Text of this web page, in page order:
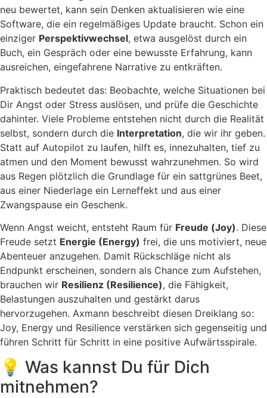
neu bewertet, kann sein Denken aktualisieren wie eine
Software, die ein regelmäßiges Update braucht. Schon ein
einziger Perspektivwechsel, etwa ausgelöst durch ein
Buch, ein Gespräch oder eine bewusste Erfahrung, kann
ausreichen, eingefahrene Narrative zu entkräften.
Praktisch bedeutet das: Beobachte, welche Situationen bei
Dir Angst oder Stress auslösen, und prüfe die Geschichte
dahinter. Viele Probleme entstehen nicht durch die Realität
selbst, sondern durch die Interpretation, die wir ihr geben.
Statt auf Autopilot zu laufen, hilft es, innezuhalten, tief zu
atmen und den Moment bewusst wahrzunehmen. So wird
aus Regen plötzlich die Grundlage für ein sattgrünes Beet,
aus einer Niederlage ein Lerneffekt und aus einer
Zwangspause ein Geschenk.
Wenn Angst weicht, entsteht Raum für Freude (Joy). Diese
Freude setzt Energie (Energy) frei, die uns motiviert, neue
Abenteuer anzugehen. Damit Rückschläge nicht als
Endpunkt erscheinen, sondern als Chance zum Aufstehen,
brauchen wir Resilienz (Resilience), die Fähigkeit,
Belastungen auszuhalten und gestärkt darus
hervorzugehen. Axmann beschreibt diesen Dreiklang so:
Joy, Energy und Resilience verstärken sich gegenseitig und
führen Schritt für Schritt in eine positive Aufwärtsspirale.
💡 Was kannst Du für Dich
mitnehmen?